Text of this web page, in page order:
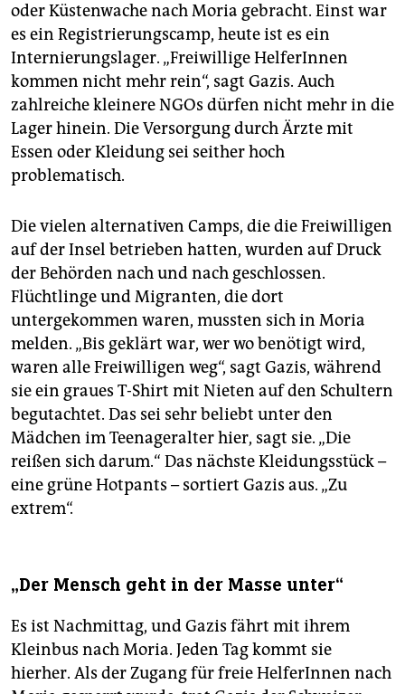
oder Küstenwache nach Moria gebracht. Einst war
es ein Registrierungscamp, heute ist es ein
Internierungslager. „Freiwillige HelferInnen
kommen nicht mehr rein“, sagt Gazis. Auch
zahlreiche kleinere NGOs dürfen nicht mehr in die
Lager hinein. Die Versorgung durch Ärzte mit
Essen oder Kleidung sei seither hoch
problematisch.
Die vielen alternativen Camps, die die Freiwilligen
auf der Insel betrieben hatten, wurden auf Druck
der Behörden nach und nach geschlossen.
Flüchtlinge und Migranten, die dort
untergekommen waren, mussten sich in Moria
melden. „Bis geklärt war, wer wo benötigt wird,
waren alle Freiwilligen weg“, sagt Gazis, während
sie ein graues T-Shirt mit Nieten auf den Schultern
begutachtet. Das sei sehr beliebt unter den
Mädchen im Teenageralter hier, sagt sie. „Die
reißen sich darum.“ Das nächste Kleidungsstück –
eine grüne Hotpants – sortiert Gazis aus. „Zu
extrem“.
„Der Mensch geht in der Masse unter“
Es ist Nachmittag, und Gazis fährt mit ihrem
Kleinbus nach Moria. Jeden Tag kommt sie
hierher. Als der Zugang für freie HelferInnen nach